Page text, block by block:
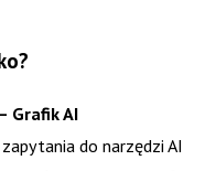
Grafik AI
do narzędzi AI